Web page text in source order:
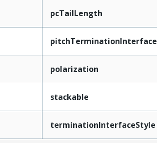
pcTailLength
pitchTerminationInterface
polarization
stackable
terminationInterfaceStyle